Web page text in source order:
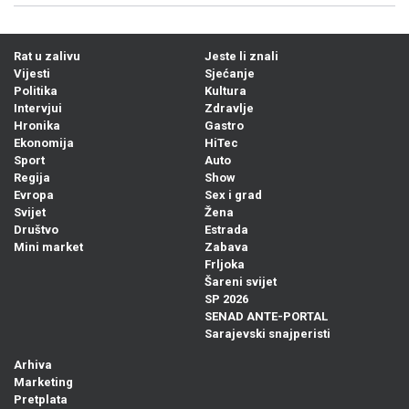
Rat u zalivu
Vijesti
Politika
Intervjui
Hronika
Ekonomija
Sport
Regija
Evropa
Svijet
Društvo
Mini market
Jeste li znali
Sjećanje
Kultura
Zdravlje
Gastro
HiTec
Auto
Show
Sex i grad
Žena
Estrada
Zabava
Frljoka
Šareni svijet
SP 2026
SENAD ANTE-PORTAL
Sarajevski snajperisti
Arhiva
Marketing
Pretplata